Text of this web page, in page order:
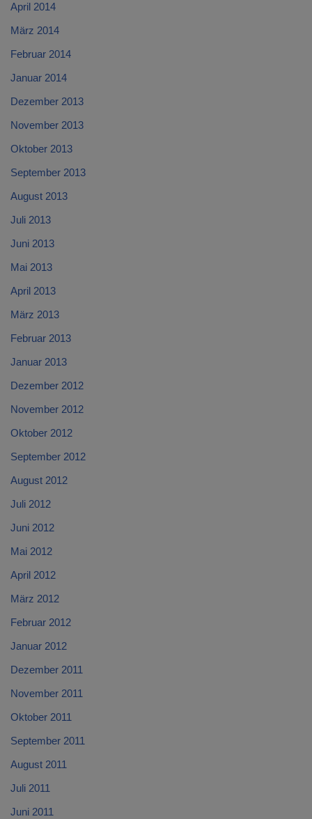
April 2014
März 2014
Februar 2014
Januar 2014
Dezember 2013
November 2013
Oktober 2013
September 2013
August 2013
Juli 2013
Juni 2013
Mai 2013
April 2013
März 2013
Februar 2013
Januar 2013
Dezember 2012
November 2012
Oktober 2012
September 2012
August 2012
Juli 2012
Juni 2012
Mai 2012
April 2012
März 2012
Februar 2012
Januar 2012
Dezember 2011
November 2011
Oktober 2011
September 2011
August 2011
Juli 2011
Juni 2011